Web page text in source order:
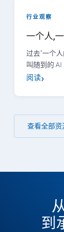
行业观察
一个人,
过去"一个
叫随到的
阅读
查看全部资
到